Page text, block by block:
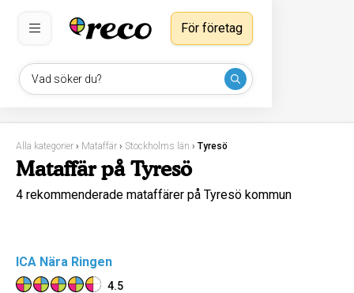
Vad söker du?
För företag
Alla kategorier › Mataffär › Stockholms län › Tyresö
Mataffär på Tyresö
4 rekommenderade mataffärer på Tyresö kommun
ICA Nära Ringen
4.5